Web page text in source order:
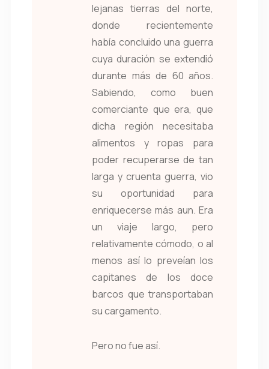
lejanas tierras del norte,
donde recientemente
había concluido una guerra
cuya duración se extendió
durante más de 60 años.
Sabiendo, como buen
comerciante que era, que
dicha región necesitaba
alimentos y ropas para
poder recuperarse de tan
larga y cruenta guerra, vio
su oportunidad para
enriquecerse más aun. Era
un viaje largo, pero
relativamente cómodo, o al
menos así lo preveían los
capitanes de los doce
barcos que transportaban
su cargamento.
Pero no fue así.